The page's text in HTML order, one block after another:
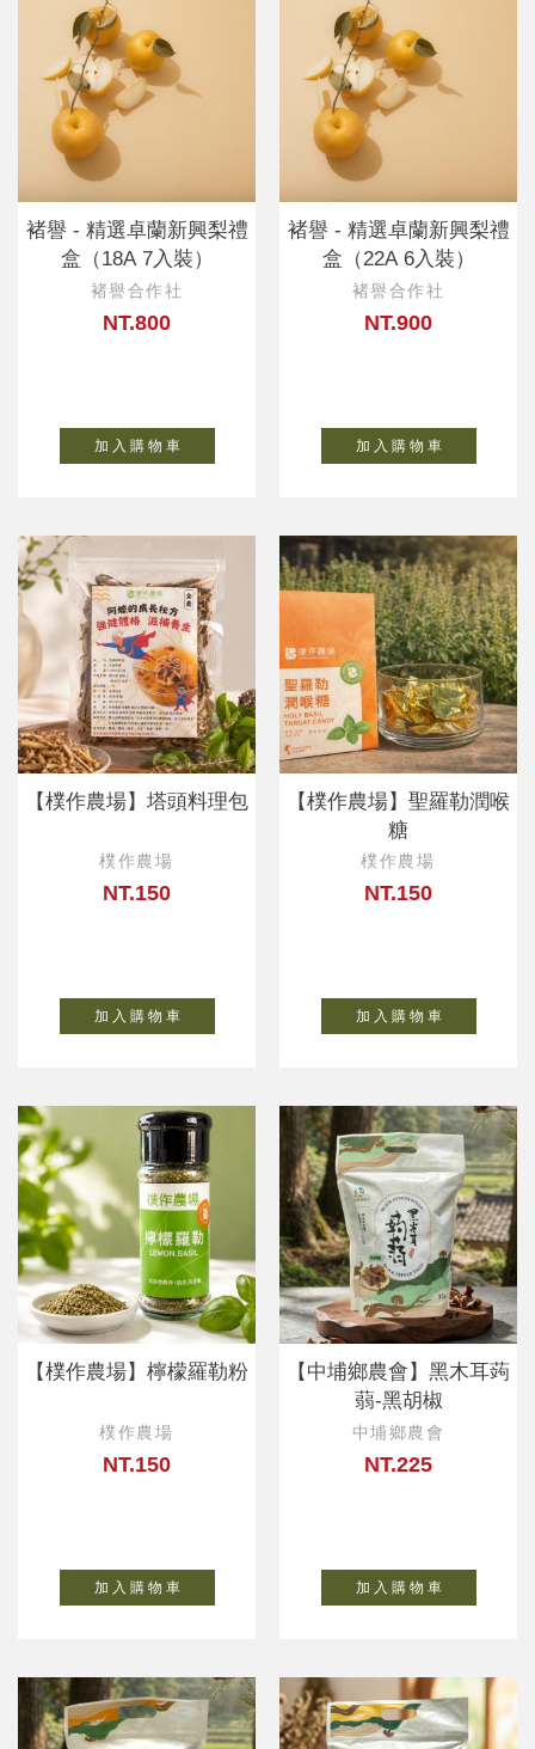
褚譽 - 精選卓蘭新興梨禮
盒（18A 7入裝）
褚譽合作社
NT.800
加 入 購 物 車
褚譽 - 精選卓蘭新興梨禮
盒（22A 6入裝）
褚譽合作社
NT.900
加 入 購 物 車
【樸作農場】塔頭料理包
樸作農場
NT.150
加 入 購 物 車
【樸作農場】聖羅勒潤喉
糖
樸作農場
NT.150
加 入 購 物 車
【樸作農場】檸檬羅勒粉
樸作農場
NT.150
加 入 購 物 車
【中埔鄉農會】黑木耳蒟
蒻-黑胡椒
中埔鄉農會
NT.225
加 入 購 物 車